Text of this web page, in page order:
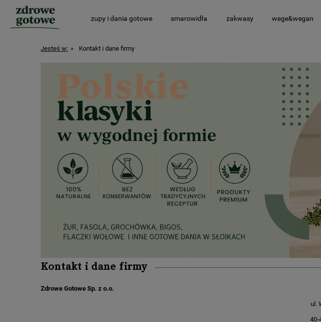
zupy i dania gotowe smarowidła zakwasy wege&wegan
Jesteś w: » Kontakt i dane firmy
Kontakt i dane firmy
Zdrowe Gotowe Sp. z o.o.
ul.
40-